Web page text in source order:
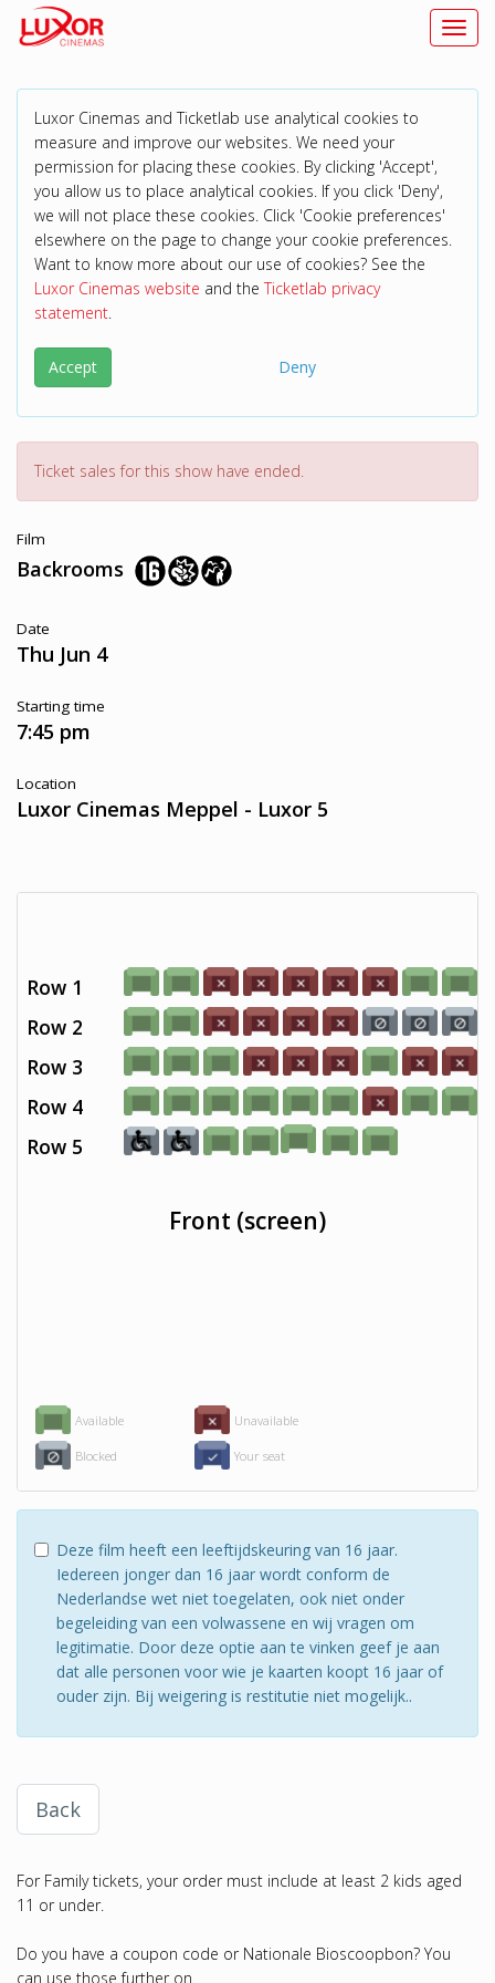
Luxor Cinemas and Ticketlab use analytical cookies to
measure and improve our websites. We need your
permission for placing these cookies. By clicking 'Accept',
you allow us to place analytical cookies. If you click 'Deny',
we will not place these cookies. Click 'Cookie preferences'
elsewhere on the page to change your cookie preferences.
Want to know more about our use of cookies? See the
Luxor Cinemas website and theTicketlab privacy
statement.
Accept Deny
Ticket sales for this show have ended.
Film
Backrooms
Date
Thu Jun 4
Starting time
7:45 pm
Location
Luxor Cinemas Meppel - Luxor 5
Available Unavailable
Blocked Your seat
Row 1
Row 2
Row 3
Row 4
Row 5
Front (screen)
Deze film heeft een leeftijdskeuring van 16 jaar.
Iedereen jonger dan 16 jaar wordt conform de
Nederlandse wet niet toegelaten, ook niet onder
begeleiding van een volwassene en wij vragen om
legitimatie. Door deze optie aan te vinken geef je aan
dat alle personen voor wie je kaarten koopt 16 jaar of
ouder zijn. Bij weigering is restitutie niet mogelijk..
Back
For Family tickets, your order must include at least 2 kids aged
11 or under.
Do you have a coupon code or Nationale Bioscoopbon? You
can use those further on.